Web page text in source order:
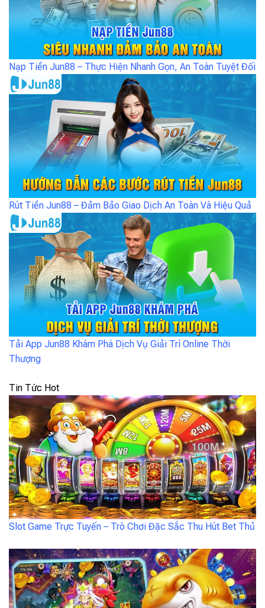
Nạp Tiền Jun88 – Thực Hiện Nhanh Gọn, An Toàn Tuyệt Đối
Rút Tiền Jun88 – Đảm Bảo Giao Dịch An Toàn Và Hiệu Quả
Tải App Jun88 Khám Phá Dịch Vụ Giải Trí Online Thời
Thượng
Tin Tức Hot
Slot Game Trực Tuyến – Trò Chơi Đặc Sắc Thu Hút Bet Thủ